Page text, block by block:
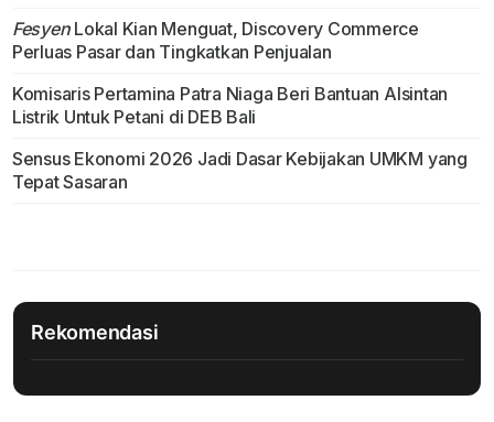
FesyenLokal Kian Menguat, Discovery Commerce
Perluas Pasar dan Tingkatkan Penjualan
Komisaris Pertamina Patra Niaga Beri Bantuan Alsintan
Listrik Untuk Petani di DEB Bali
Sensus Ekonomi 2026 Jadi Dasar Kebijakan UMKM yang
Tepat Sasaran
Rekomendasi